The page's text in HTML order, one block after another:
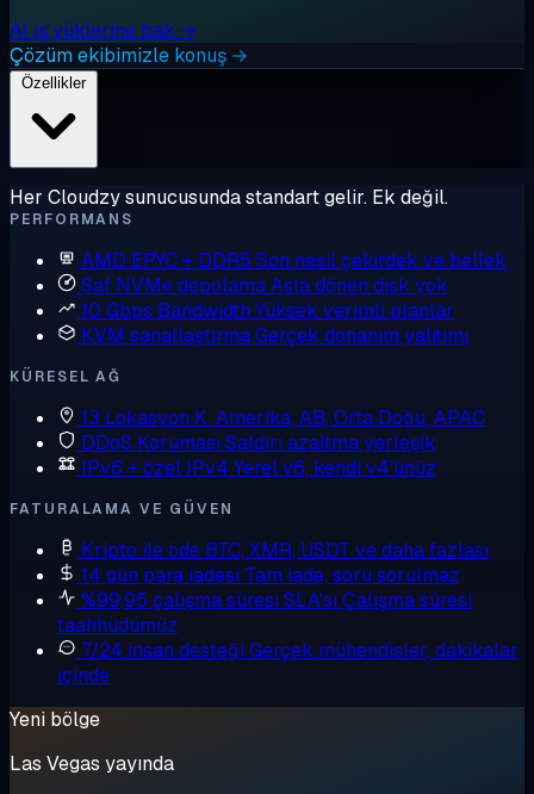
AI iş yüklerine bak →
Çözüm ekibimizle konuş →
Özellikler
Her Cloudzy sunucusunda standart gelir. Ek değil.
PERFORMANS
AMD EPYC + DDR5 Son nesil çekirdek ve bellek
Saf NVMe depolamaAsla dönen disk yok
10 Gbps Bandwidth Yüksek verimli planlar
KVM sanallaştırmaGerçek donanım yalıtımı
KÜRESEL AĞ
13 Lokasyon K. Amerika, AB, Orta Doğu, APAC
DDoS Koruması Saldırı azaltma yerleşik
IPv6 + özel IPv4 Yerel v6, kendi v4'ünüz
FATURALAMA VE GÜVEN
Kripto ile öde BTC, XMR, USDT ve daha fazlası
14 gün para iadesi Tam iade, soru sorulmaz
%99,95 çalışma süresi SLA'sı Çalışma süresi
taahhüdümüz
7/24 insan desteği Gerçek mühendisler, dakikalar
içinde
Yeni bölge
Las Vegas yayında